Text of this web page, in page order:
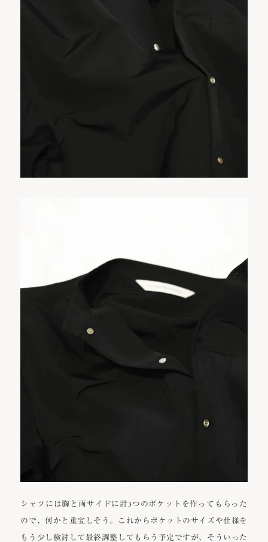
シャツには胸と両サイドに計3つのポケットを作ってもらった
ので、何かと重宝しそう。これからポケットのサイズや仕様を
もう少し検討して最終調整してもらう予定ですが、そういった